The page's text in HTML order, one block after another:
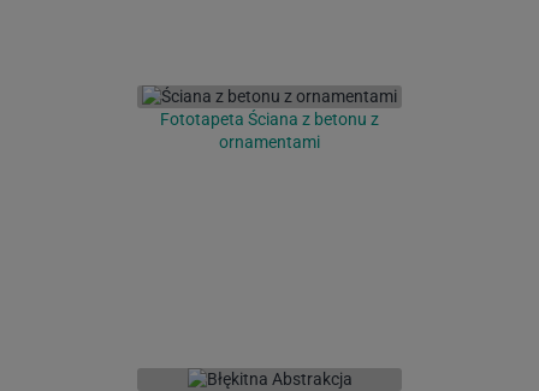
Fototapeta Ściana z betonu z
ornamentami